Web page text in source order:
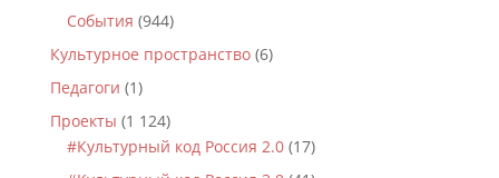
События (944)
Культурное пространство(6)
Педагоги (1)
Проекты (1 124)
#Культурный код Россия 2.0(17)